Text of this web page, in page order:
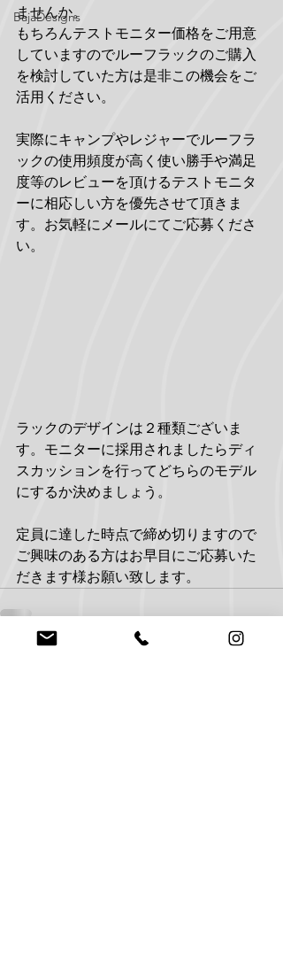
BajaDesigns
ませんか。
もちろんテストモニター価格をご用意
していますのでルーフラックのご購入
を検討していた方は是非この機会をご
活用ください。
実際にキャンプやレジャーでルーフラ
ックの使用頻度が高く使い勝手や満足
度等のレビューを頂けるテストモニタ
ーに相応しい方を優先させて頂きま
す。お気軽にメールにてご応募くださ
い。
ラックのデザインは２種類ございま
す。モニターに採用されましたらディ
スカッションを行ってどちらのモデル
にするか決めましょう。
定員に達した時点で締め切りますので
ご興味のある方はお早目にご応募いた
だきます様お願い致します。